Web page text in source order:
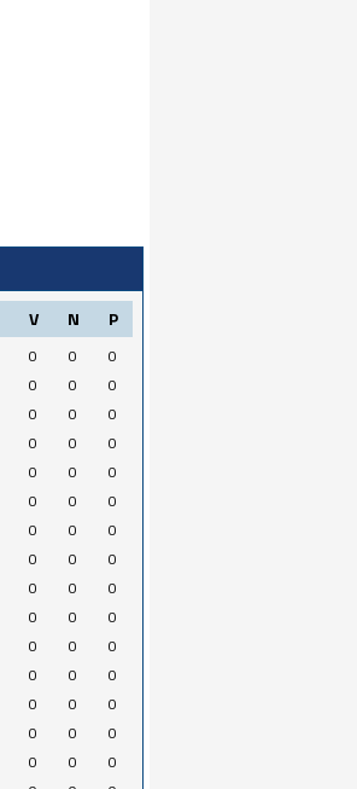
V N P
0 0
0
0 0
0
0 0
0
0 0
0
0 0
0
0 0
0
0 0
0
0 0
0
0 0
0
0 0
0
0 0
0
0 0
0
0 0
0
0 0
0
0 0
0